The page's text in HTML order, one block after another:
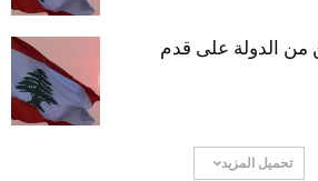
من الدولة على قدم
تحميل المزيد